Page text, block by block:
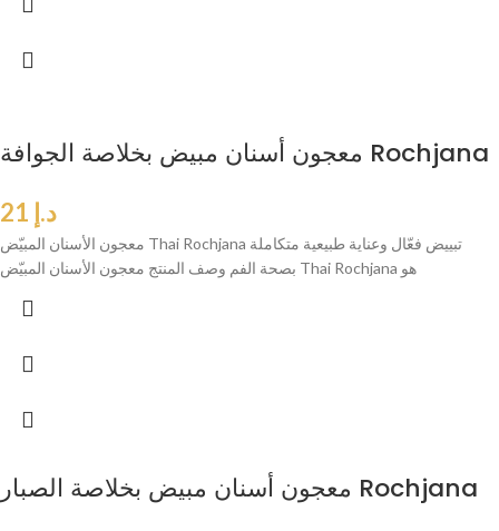
معجون أسنان مبيض بخلاصة الجوافة Rochjana
د.إ
معجون الأسنان المبيّض Thai Rochjana تبييض فعّال وعناية طبيعية متكاملة
بصحة الفم وصف المنتج معجون الأسنان المبيّض Thai Rochjana هو
معجون أسنان مبيض بخلاصة الصبار Rochjana